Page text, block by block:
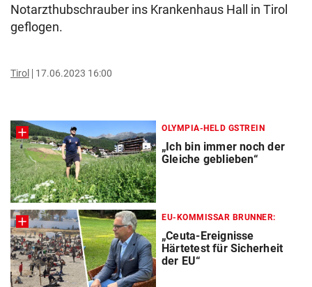
Notarzthubschrauber ins Krankenhaus Hall in Tirol
geflogen.
Tirol 17.06.2023 16:00
OLYMPIA-HELD GSTREIN
„Ich bin immer noch der
Gleiche geblieben“
EU-KOMMISSAR BRUNNER:
„Ceuta-Ereignisse
Härtetest für Sicherheit
der EU“